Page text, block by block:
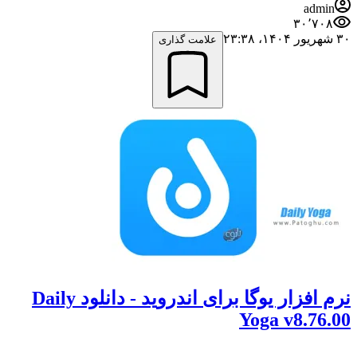
admin
۳۰٬۷۰۸
۳۰ شهریور ۱۴۰۴،‏ ۲۳:۳۸
علامت گذاری
نرم افزار یوگا برای اندروید - دانلود Daily
Yoga v8.76.00